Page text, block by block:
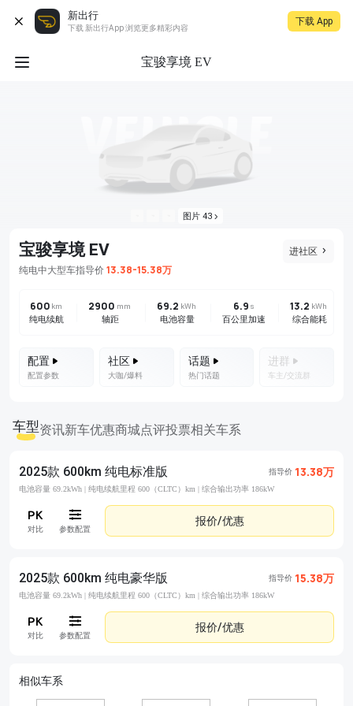
新出行
下载 新出行App 浏览更多精彩内容
下载 App
宝骏享境 EV
图片 43
进社区
宝骏享境 EV
纯电中大型车指导价 13.38-15.38万
600 km
纯电续航
2900 mm
轴距
69.2 kWh
电池容量
6.9 s
百公里加速
13.2 kWh
综合能耗
配置
配置参数
社区
大咖/爆料
话题
热门话题
进群
车主/交流群
车型资讯新车优惠商城点评投票相关车系
2025款 600km 纯电标准版 指导价 13.38万
电池容量 69.2kWh | 纯电续航里程 600（CLTC）km | 综合输出功率 186kW
对比 参数配置
报价/优惠
2025款 600km 纯电豪华版 指导价 15.38万
电池容量 69.2kWh | 纯电续航里程 600（CLTC）km | 综合输出功率 186kW
对比 参数配置
报价/优惠
相似车系